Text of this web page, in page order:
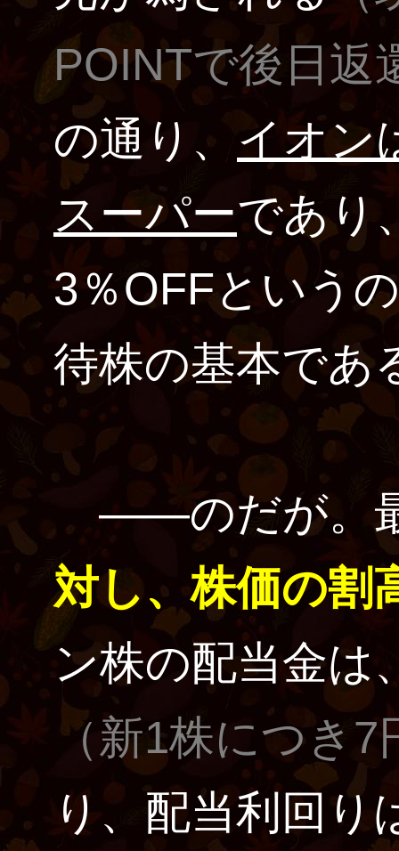
POINTで後日返
の通り、 イオン
スーパーであり
3％OFFという
待株の基本であ
――のだが。
対し、株価の割
ン株の配当金は
（新1株につき
り、配当利回り